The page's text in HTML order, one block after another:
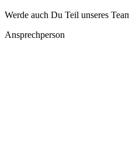
Werde auch Du Teil unseres
Ansprechperson